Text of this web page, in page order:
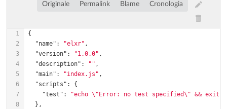
Originale Permalink Blame Cronologia
1
2
3
4
5
6
7
8
"name" : "elxr"
"version" : "1.0.0"
"description" : ""
"main" : "index.js"
"scripts"
"test" :
"echo \"Error: no test specified\" && exit